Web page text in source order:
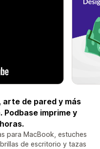
de pared y más
Podbase imprime y
para MacBook, estuches
de escritorio y tazas